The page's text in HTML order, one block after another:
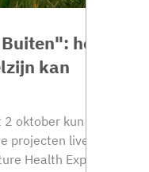
hoe
kan
oktober kun je
projecten live
Health Expo.